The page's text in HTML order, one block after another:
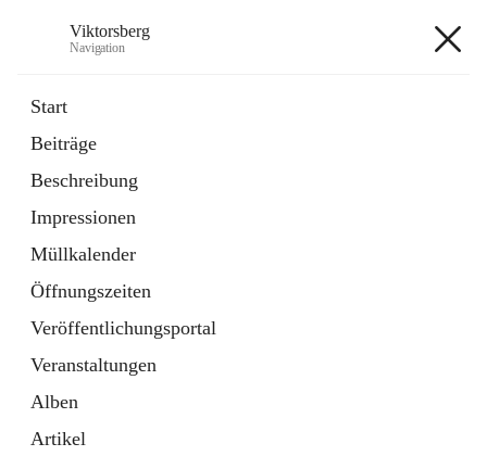
Viktorsberg
Navigation
Start
Beiträge
Beschreibung
Impressionen
Müllkalender
Öffnungszeiten
Veröffentlichungsportal
Veranstaltungen
Alben
Artikel
1 Schnellzugriff
Bürgerservice
10 Schnellzugriffe